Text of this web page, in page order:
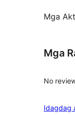
Mga
Mga
No
Idagdag